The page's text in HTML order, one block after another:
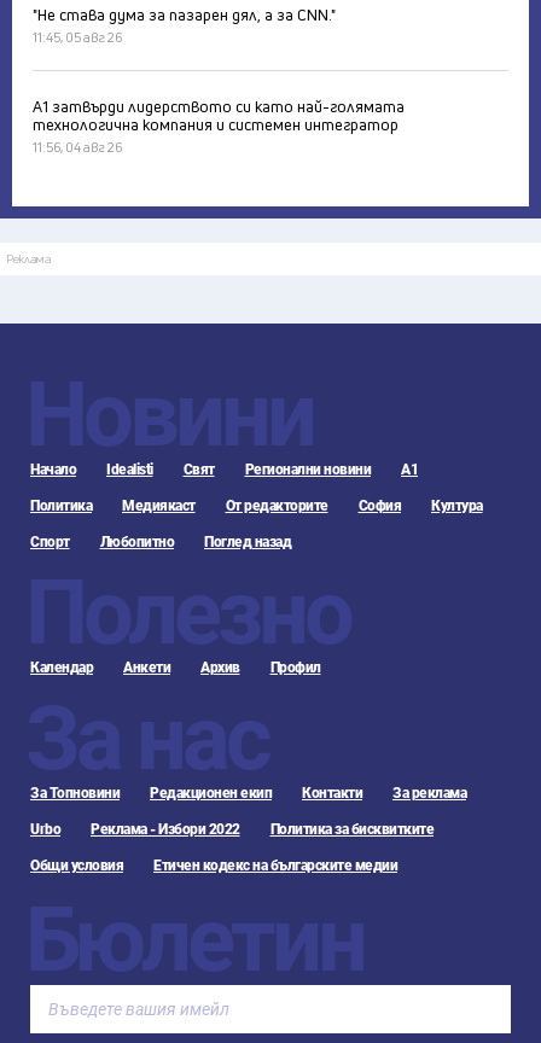
"Не става дума за пазарен дял, а за CNN."
11:45, 05 авг 26
А1 затвърди лидерството си като най-голямата
технологична компания и системен интегратор
11:56, 04 авг 26
Реклама
Новини
Начало Idealisti Свят Регионални новини А1
Политика Медиякаст От редакторите София Култура
Спорт Любопитно Поглед назад
Полезно
Календар Анкети Архив Профил
За нас
За Топновини Редакционен екип Контакти За реклама
Urbo Реклама - Избори 2022 Политика за бисквитките
Общи условия Етичен кодекс на българските медии
Бюлетин